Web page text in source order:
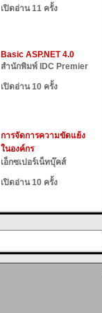
เปิดอ่าน 11 ครั้ง
Basic ASP.NET 4.0
สำนักพิมพ์ IDC Premier
เปิดอ่าน 10 ครั้ง
การจัดการความขัดแย้ง
ในองค์กร
เอ็กซเปอร์เน็ทบุ๊คส์
เปิดอ่าน 10 ครั้ง